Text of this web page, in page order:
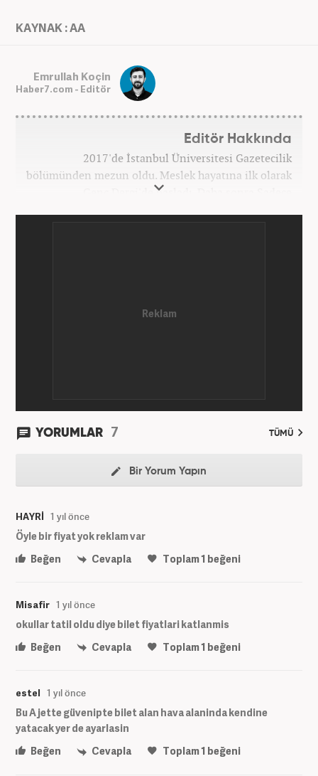
KAYNAK : AA
Emrullah Koçin
Haber7.com - Editör
Editör Hakkında
2017'de İstanbul Üniversitesi Gazetecilik
bölümünden mezun oldu. Meslek hayatına ilk olarak
Genç Dergi'de başladı. Daha sonra Sadece
YORUMLAR 7 TÜMÜ
Bir Yorum Yapın
HAYRİ 1 yıl önce
Öyle bir fiyat yok reklam var
Beğen
Cevapla Toplam1 beğeni
Misafir 1 yıl önce
okullar tatil oldu diye bilet fiyatlari katlanmis
Beğen
Cevapla Toplam1 beğeni
estel 1 yıl önce
Bu A jette güvenipte bilet alan hava alaninda kendine
yatacak yer de ayarlasin
Beğen
Cevapla Toplam1 beğeni